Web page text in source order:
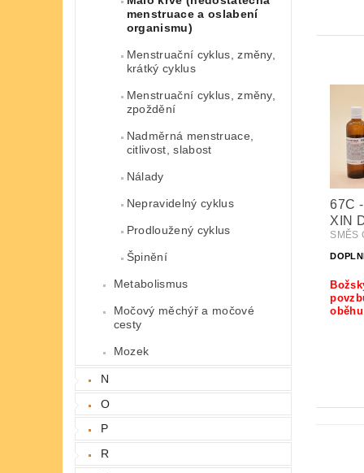
menstruace a oslabení
organismu)
Menstruační cyklus, změny,
krátký cyklus
Menstruační cyklus, změny,
zpoždění
Nadměrná menstruace,
citlivost, slabost
Nálady
Nepravidelný cyklus
Prodloužený cyklus
Špinění
Metabolismus
Močový měchýř a močové
cesty
Mozek
N
O
P
R
67C
XIN
SMĚS
oběhu